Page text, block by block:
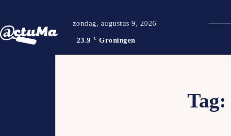
zondag, augustus 9, 2026
23.9 C Groningen
Tag: